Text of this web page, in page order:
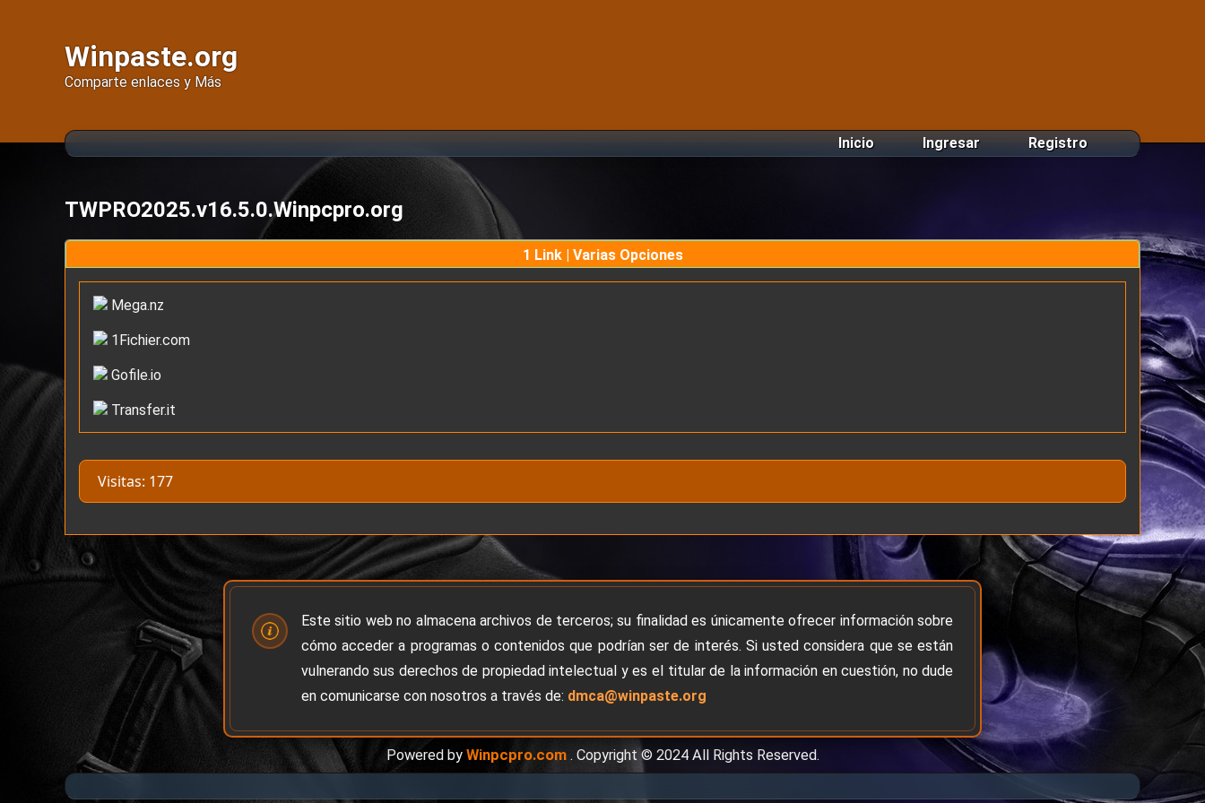
Winpaste.org
Comparte enlaces y Más
Inicio Ingresar Registro
TWPRO2025.v16.5.0.Winpcpro.org
1 Link | Varias Opciones
Mega.nz
1Fichier.com
Gofile.io
Transfer.it
Visitas: 177
Este sitio web no almacena archivos de terceros; su finalidad es únicamente ofrecer información sobre
cómo acceder a programas o contenidos que podrían ser de interés. Si usted considera que se están
vulnerando sus derechos de propiedad intelectual y es el titular de la información en cuestión, no dude
en comunicarse con nosotros a través de: dmca@winpaste.org
Powered by Winpcpro.com . Copyright © 2024 All Rights Reserved.